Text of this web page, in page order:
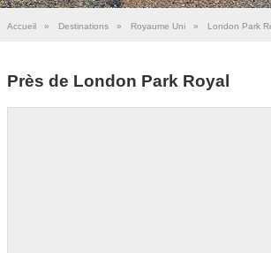
Accueil » Destinations » Royaume Uni » London Park
Près de London Park Royal